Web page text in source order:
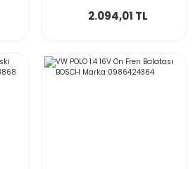
2.094,01 TL